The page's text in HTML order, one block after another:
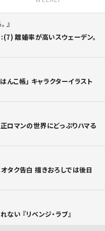
離婚率が高いスウェーデン。
んこ帳」 キャラクターイラスト
ロマンの世界にどっぷりハマる
タク告白 描きおろしでは後日
い 『リベンジ・ラブ』